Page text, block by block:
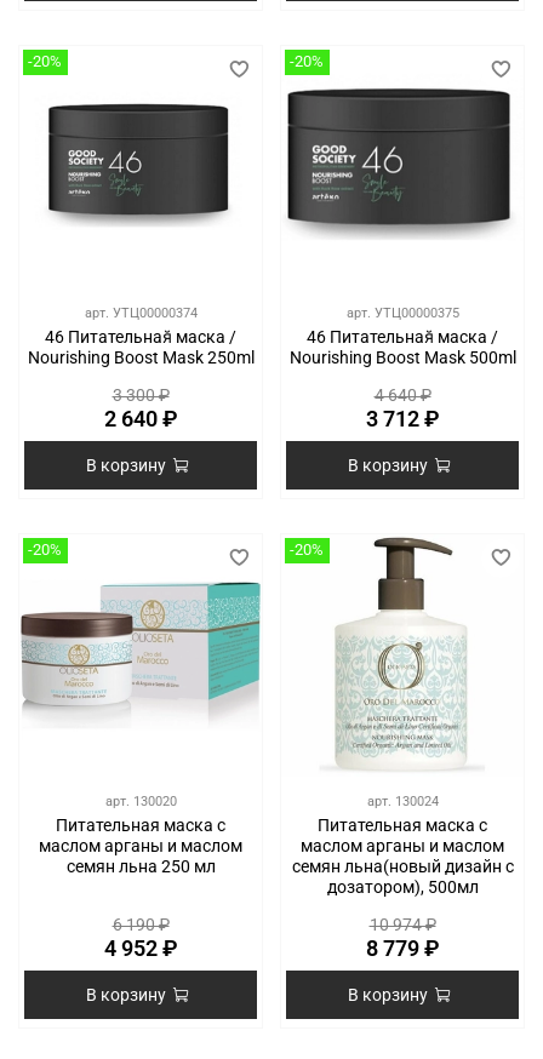
-20%
арт. УТЦ00000374
46 Питательная̆ маска /
Nourishing Boost Mask 250ml
3 300 ₽
2 640 ₽
В корзину
-20%
арт. УТЦ00000375
46 Питательная̆ маска /
Nourishing Boost Mask 500ml
4 640 ₽
3 712 ₽
В корзину
-20%
арт. 130020
Питательная маска с
маслом арганы и маслом
семян льна 250 мл
6 190 ₽
4 952 ₽
В корзину
-20%
арт. 130024
Питательная маска с
маслом арганы и маслом
семян льна(новый дизайн с
дозатором), 500мл
10 974 ₽
8 779 ₽
В корзину